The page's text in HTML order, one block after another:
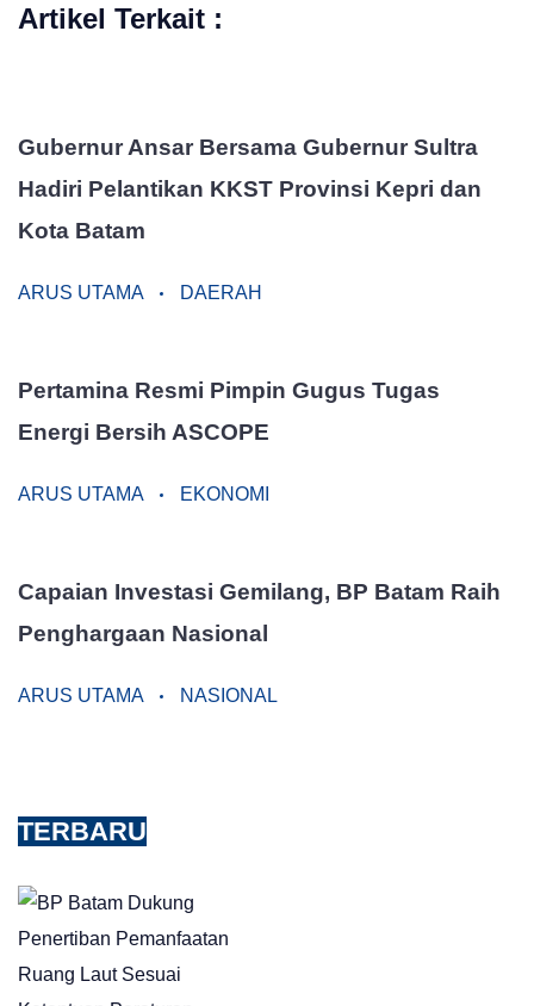
Artikel Terkait :
Gubernur Ansar Bersama Gubernur Sultra
Hadiri Pelantikan KKST Provinsi Kepri dan
Kota Batam
ARUS UTAMA DAERAH
Pertamina Resmi Pimpin Gugus Tugas
Energi Bersih ASCOPE
ARUS UTAMA EKONOMI
Capaian Investasi Gemilang, BP Batam Raih
Penghargaan Nasional
ARUS UTAMA NASIONAL
TERBARU